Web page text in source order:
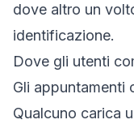
dove altro un
identificazione.
Dove gli utenti
Gli appuntamenti
Qualcuno carica